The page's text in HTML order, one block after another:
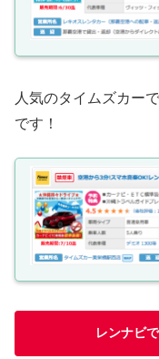
人気のタイムズカー
です！
レンナビ